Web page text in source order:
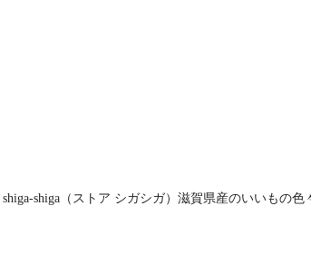
shiga-shiga（ストア シガシガ）滋賀県産のいいもの色